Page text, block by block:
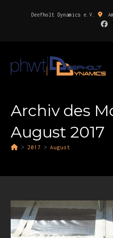
Deefholt Dynamics e.V.
Archiv des
August 2017
> 2017 > August